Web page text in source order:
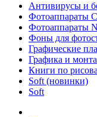
Антивирусы и
Фотоаппараты
Фотоаппараты
Фоны для
Графические
Графика и
Книги по
Soft (новинки)
Soft